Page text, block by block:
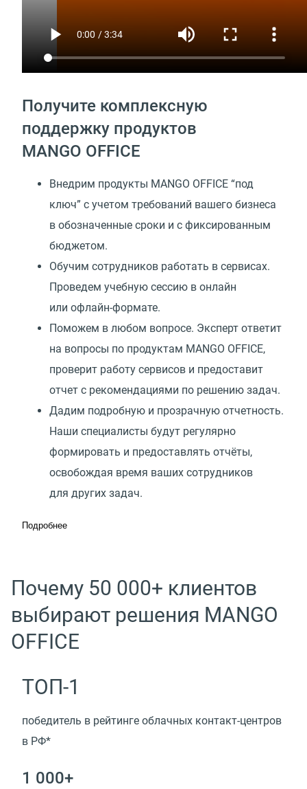
Получите комплексную
поддержку продуктов
MANGO OFFICE
Внедрим продукты MANGO OFFICE “под
ключ” с учетом требований вашего бизнеса
в обозначенные сроки и с фиксированным
бюджетом.
Обучим сотрудников работать в сервисах.
Проведем учебную сессию в онлайн
или офлайн-формате.
Поможем в любом вопросе. Эксперт ответит
на вопросы по продуктам MANGO OFFICE,
проверит работу сервисов и предоставит
отчет с рекомендациями по решению задач.
Дадим подробную и прозрачную отчетность.
Наши специалисты будут регулярно
формировать и предоставлять отчёты,
освобождая время ваших сотрудников
для других задач.
Подробнее
Почему 50 000+ клиентов
выбирают решения MANGO
OFFICE
ТОП-1
победитель в рейтинге облачных контакт-центров
в РФ*
1 000+